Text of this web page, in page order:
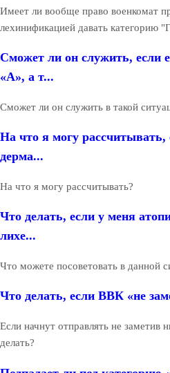
Имеет ли вообще право военкомат
лехинификацией давать категорию
Сможет ли он служить, если
«А», а т...
Сможет ли он служить в такой
На что я могу рассчитывать,
дерма...
На что я могу рассчитывать?
Что делать, если у меня
лихе...
Что можете посоветовать в данной
Что делать, если ВВК «не
Если начнут отправлять не заметив
делать?